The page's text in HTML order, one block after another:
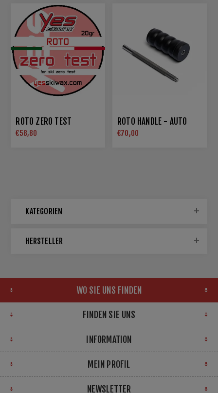
ROTO ZERO TEST
€58,80
ROTO HANDLE - AUTO
€70,00
KATEGORIEN
HERSTELLER
WO SIE UNS FINDEN
FINDEN SIE UNS
INFORMATION
MEIN PROFIL
NEWSLETTER